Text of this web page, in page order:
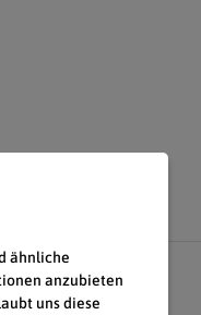
ähnliche
anzubieten
uns diese